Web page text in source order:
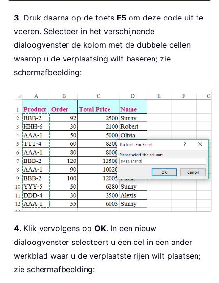
3. Druk daarna op de toets F5 om deze code uit te
voeren. Selecteer in het verschijnende
dialoogvenster de kolom met de dubbele cellen
waarop u de verplaatsing wilt baseren; zie
schermafbeelding:
4. Klik vervolgens op OK. In een nieuw
dialoogvenster selecteert u een cel in een ander
werkblad waar u de verplaatste rijen wilt plaatsen;
zie schermafbeelding: